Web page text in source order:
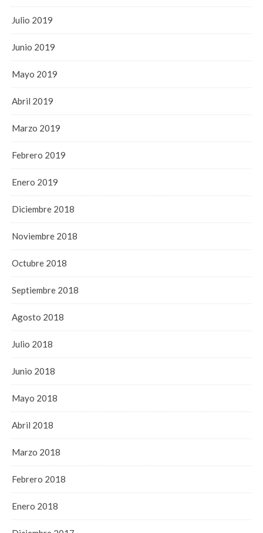
Julio 2019
Junio 2019
Mayo 2019
Abril 2019
Marzo 2019
Febrero 2019
Enero 2019
Diciembre 2018
Noviembre 2018
Octubre 2018
Septiembre 2018
Agosto 2018
Julio 2018
Junio 2018
Mayo 2018
Abril 2018
Marzo 2018
Febrero 2018
Enero 2018